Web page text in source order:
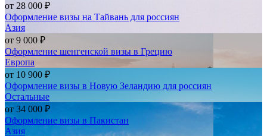
от 28 000 ₽
Оформление визы на Тайвань для россиян
Азия
от 9 000 ₽
Оформление шенгенской визы в Грецию
Европа
от 10 900 ₽
Оформление визы в Новую Зеландию для россиян
Остальные
от 34 000 ₽
Оформление визы в Пакистан
Азия